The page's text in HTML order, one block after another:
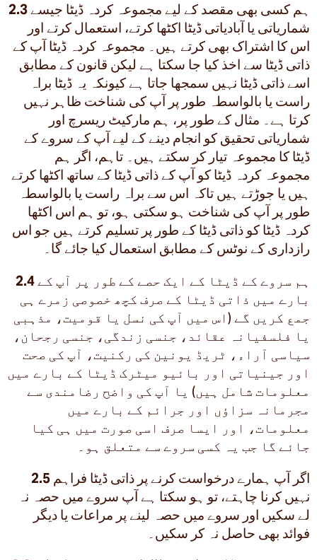
2.3 ہم کسی بھی مقصد کے لیے مجموعہ کردہ ڈیٹا جیسے
شماریاتی یا آبادیاتی ڈیٹا اکٹھا کرتے، استعمال کرتے اور
اس کا اشتراک بھی کرتے ہیں۔ مجموعہ کردہ ڈیٹا آپ کے
ذاتی ڈیٹا سے اخذ کیا جا سکتا ہے لیکن قانون کے مطابق
اسے ذاتی ڈیٹا نہیں سمجھا جاتا ہے کیونکہ یہ ڈیٹا براہ
راست یا بالواسطہ طور پر آپ کی شناخت ظاہر نہیں
کرتا ہے۔ مثال کے طور پر، ہم مارکیٹ ریسرچ اور
شماریاتی تحقیق کو انجام دینے کے لیے آپ کے سروے کے
ڈیٹا کا مجموعہ تیار کر سکتے ہیں۔ تاہم، اگر ہم
مجموعہ کردہ ڈیٹا کو آپ کے ذاتی ڈیٹا کے ساتھ اکٹھا کرتے
ہیں یا جوڑتے ہیں تاکہ اس سے براہ راست یا بالواسطہ
طور پر آپ کی شناخت ہو سکتی ہو، تو ہم اس اکٹھا
کردہ ڈیٹا کو ذاتی ڈیٹا کے طور پر تسلیم کرتے ہیں جو اس
رازداری کے نوٹس کے مطابق استعمال کیا جائے گا۔
2.4 ہم سروے کے ڈیٹا کے ایک حصے کے طور پر آپ کے
بارے میں ذاتی ڈیٹا کے صرف کچھ خصوصی زمرے ہی
جمع کریں گے (اس میں آپ کی نسل یا قومیت، مذہبی
یا فلسفیانہ عقائد، جنسی زندگی، جنسی رجحان،
سیاسی آراء، ٹریڈ یونین کی رکنیت، آپ کی صحت
اور جینیاتی اور بائیو میٹرک ڈیٹا کے بارے میں
معلومات شامل ہیں) یا آپ کی واضح رضامندی سے
مجرمانہ سزاؤں اور جرائم کے بارے میں
معلومات، اور ایسا صرف اسی صورت میں ہی کیا
جائے گا جب یہ کسی سروے سے متعلق ہو۔
2.5 اگر آپ ہمارے درخواست کرنے پر ذاتی ڈیٹا فراہم
نہیں کرنا چاہتے، تو ہو سکتا ہے آپ سروے میں حصہ نہ
لے سکیں اور سروے میں حصہ لینے پر مراعات یا دیگر
فوائد بھی حاصل نہ کر سکیں۔